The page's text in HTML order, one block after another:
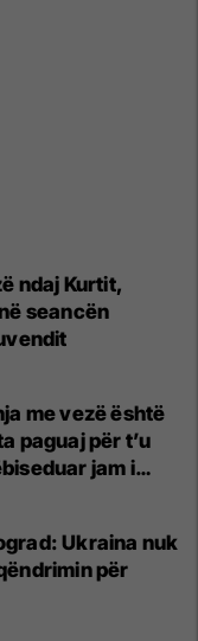
ndaj Kurtit,
seancën
me vezë është
paguaj për t’u
jam i
Ukraina nuk
për